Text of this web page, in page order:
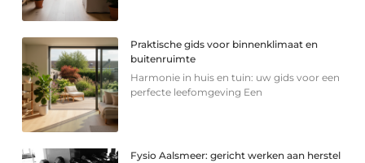
Praktische gids voor binnenklimaat en
buitenruimte
Harmonie in huis en tuin: uw gids voor een
perfecte leefomgeving Een
Fysio Aalsmeer: gericht werken aan herstel